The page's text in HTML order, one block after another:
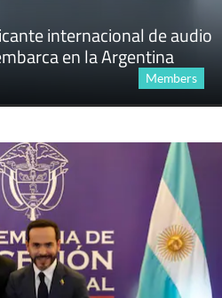
internacional de audio
en la Argentina
Members